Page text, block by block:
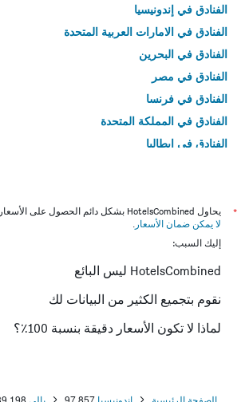
الفنادق في إندونيسيا
الفنادق في الامارات العربية المتحدة
الفنادق في البحرين
الفنادق في مصر
الفنادق في فرنسا
الفنادق في المملكة المتحدة
الفنادق في إيطاليا
*
يحاول HotelsCombined بشكل دائم الحصول على الأسعار الدقيقة، ولكن
لا يمكن ضمان الأسعار .
إليك السبب:
HotelsCombined ليس البائع
نقوم بتجميع الكثير من البيانات لك
لماذا لا تكون الأسعار دقيقة بنسبة 100٪؟
الصفحة الرئيسية إندونيسيا 97,857 بالي